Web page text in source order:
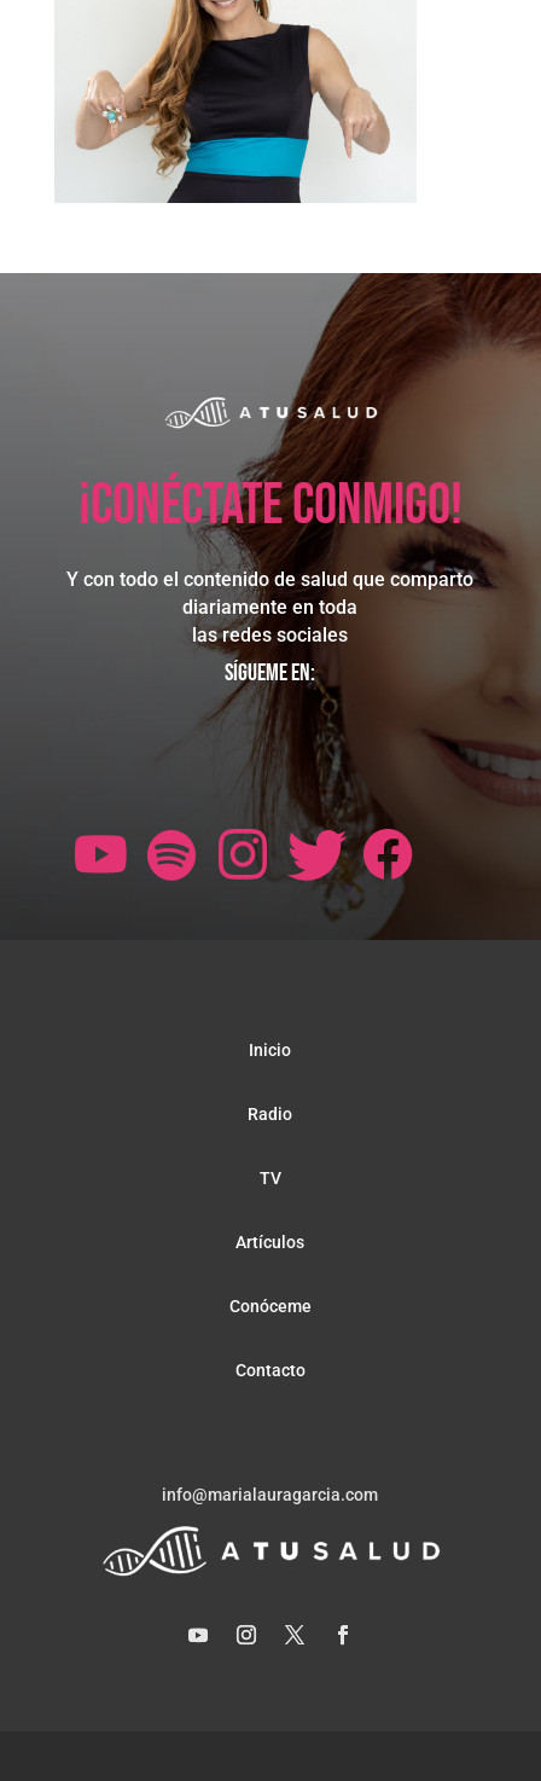
¡Conéctate conmigo!
Y con todo el contenido de salud que comparto
diariamente en toda
las redes sociales
Sígueme en:
Inicio
Radio
TV
Artículos
Conóceme
Contacto
info@marialauragarcia.com